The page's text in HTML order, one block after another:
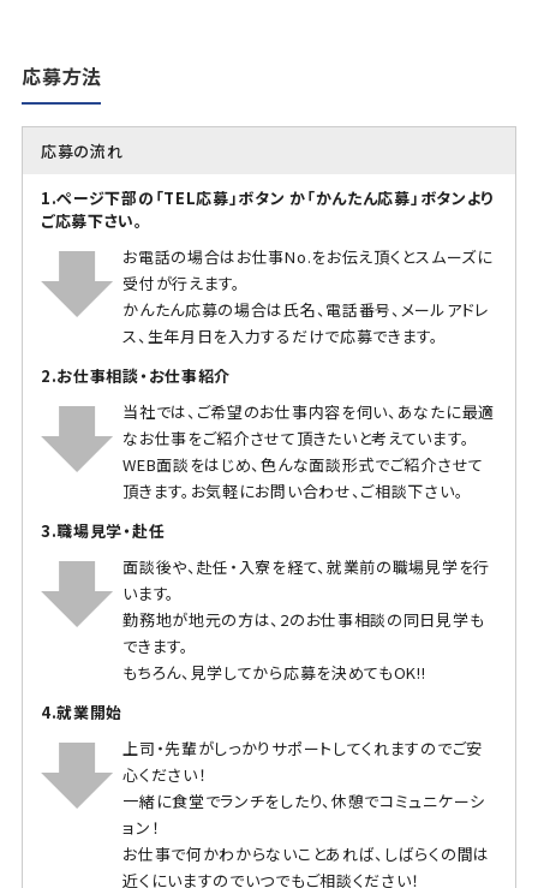
応募方法
応募の流れ
1.ページ下部の「TEL応募」ボタン か「かんたん応募」ボタンより
ご応募下さい。
お電話の場合はお仕事No.をお伝え頂くとスムーズに
受付が行えます。
かんたん応募の場合は氏名、電話番号、メールアドレ
ス、生年月日を入力するだけで応募できます。
2.お仕事相談・お仕事紹介
当社では、ご希望のお仕事内容を伺い、あなたに最適
なお仕事をご紹介させて頂きたいと考えています。
WEB面談をはじめ、色んな面談形式でご紹介させて
頂きます。お気軽にお問い合わせ、ご相談下さい。
3.職場見学・赴任
面談後や、赴任・入寮を経て、就業前の職場見学を行
います。
勤務地が地元の方は、2のお仕事相談の同日見学も
できます。
もちろん、見学してから応募を決めてもOK!!
4.就業開始
上司・先輩がしっかりサポートしてくれますのでご安
心ください！
一緒に食堂でランチをしたり、休憩でコミュニケーシ
ョン！
お仕事で何かわからないことあれば、しばらくの間は
近くにいますのでいつでもご相談ください！